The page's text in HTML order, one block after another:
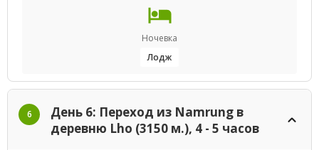
Ночевка
Лодж
6
День 6: Переход из Namrung в
деревню Lho (3150 м.), 4 - 5 часов